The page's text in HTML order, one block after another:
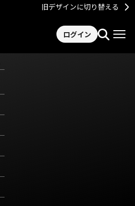
旧デザインに切り替える
ログイン